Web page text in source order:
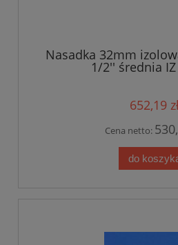
Nasadka 32mm
1/2'' średnia
652,19
Cena netto:
do